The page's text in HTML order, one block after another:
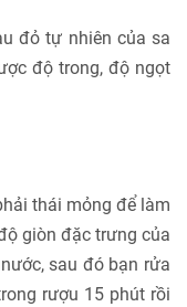
đỏ tự nhiên của sa
độ trong, độ ngọt
thái mỏng để làm
giòn đặc trưng của
sau đó bạn rửa
rượu 15 phút rồi